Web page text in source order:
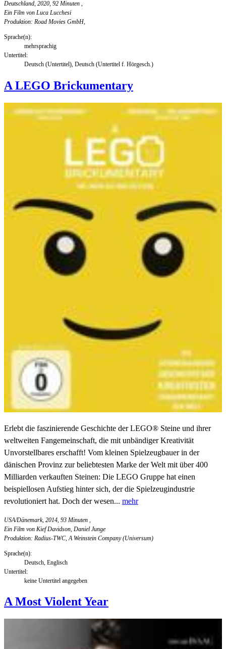
Deutschland, 2020, 92 Minuten
Ein Film von Luca Lucchesi
Produktion: Road Movies GmbH,
Sprache(n):
mehrsprachig
Untertitel:
Deutsch (Untertitel), Deutsch (Untertitel f. Hörgesch.)
A LEGO Brickumentary
Erlebt die faszinierende Geschichte der LEGO® Steine und ihrer
weltweiten Fangemeinschaft, die mit unbändiger Kreativität
Unvorstellbares erschafft! Vom kleinen Spielzeugbauer in der
dänischen Provinz zur beliebtesten Marke der Welt mit über 400
Milliarden verkauften Steinen: Die LEGO Gruppe hat einen
beispiellosen Aufstieg hinter sich, der die Spielzeugindustrie
revolutioniert hat. Doch der wesen... mehr
USA/Dänemark, 2014, 93 Minuten
Ein Film von Kief Davidson, Daniel Junge
Produktion: Radius-TWC, A Weinstein Company (Universum)
Sprache(n):
Deutsch, Englisch
Untertitel:
keine Untertitel angegeben
A Most Violent Year